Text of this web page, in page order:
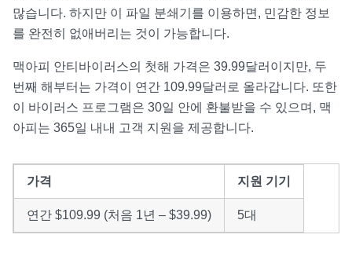
많습니다. 하지만 이 파일 분쇄기를 이용하면, 민감한 정보
를 완전히 없애버리는 것이 가능합니다.
맥아피 안티바이러스의 첫해 가격은 39.99달러이지만, 두
번째 해부터는 가격이 연간 109.99달러로 올라갑니다. 또한
이 바이러스 프로그램은 30일 안에 환불받을 수 있으며, 맥
아피는 365일 내내 고객 지원을 제공합니다.
가격 지원 기기
연간 $109.99 (처음 1년 – $39.99) 5대